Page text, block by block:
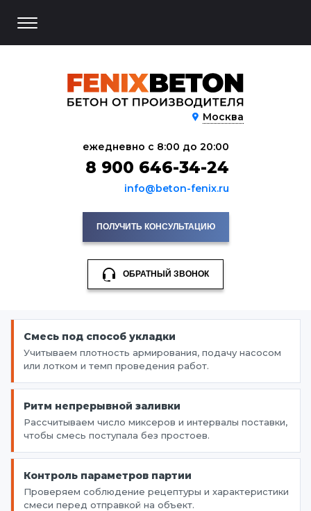
Москва
ПОЛУЧИТЬ КОНСУЛЬТАЦИЮ
ОБРАТНЫЙ ЗВОНОК
ежедневно с 8:00 до 20:00
8 900 646-34-24
info@beton-fenix.ru
Смесь под способ укладки
Учитываем плотность армирования, подачу насосом
или лотком и темп проведения работ.
Ритм непрерывной заливки
Рассчитываем число миксеров и интервалы поставки,
чтобы смесь поступала без простоев.
Контроль параметров партии
Проверяем соблюдение рецептуры и характеристики
смеси перед отправкой на объект.